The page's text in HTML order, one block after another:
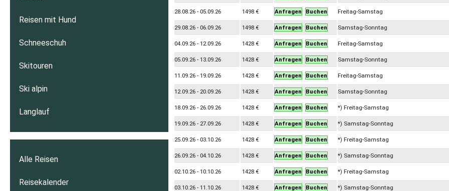
28.08.26 - 05.09.26 1498 € Anfragen Buchen Freitag-Samstag
29.08.26 - 06.09.26 1498 € Anfragen Buchen Samstag-Sonntag
04.09.26 - 12.09.26 1428 € Anfragen Buchen Freitag-Samstag
05.09.26 - 13.09.26 1428 € Anfragen Buchen Samstag-Sonntag
11.09.26 - 19.09.26 1428 € Anfragen Buchen Freitag-Samstag
12.09.26 - 20.09.26 1428 € Anfragen Buchen Samstag-Sonntag
18.09.26 - 26.09.26 1428 € Anfragen Buchen *) Freitag-Samstag
19.09.26 - 27.09.26 1428 € Anfragen Buchen *) Samstag-Sonntag
25.09.26 - 03.10.26 1428 € Anfragen Buchen *) Freitag-Samstag
26.09.26 - 04.10.26 1428 € Anfragen Buchen *) Samstag-Sonntag
02.10.26 - 10.10.26 1428 € Anfragen Buchen *) Freitag-Samstag
03.10.26 - 11.10.26 1428 € Anfragen Buchen *) Samstag-Sonntag
Reisen mit Hund
Schneeschuh
Skitouren
Ski alpin
Langlauf
Alle Reisen
Reisekalender